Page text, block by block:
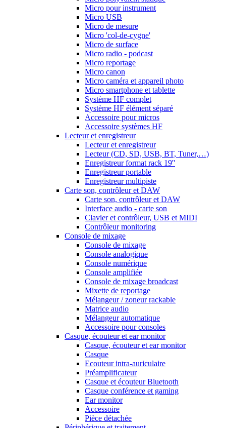
Micro pour instrument
Micro USB
Micro de mesure
Micro 'col-de-cygne'
Micro de surface
Micro radio - podcast
Micro reportage
Micro canon
Micro caméra et appareil photo
Micro smartphone et tablette
Système HF complet
Système HF élément séparé
Accessoire pour micros
Accessoire systèmes HF
Lecteur et enregistreur
Lecteur et enregistreur
Lecteur (CD, SD, USB, BT, Tuner,…)
Enregistreur format rack 19''
Enregistreur portable
Enregistreur multipiste
Carte son, contrôleur et DAW
Carte son, contrôleur et DAW
Interface audio - carte son
Clavier et contrôleur, USB et MIDI
Contrôleur monitoring
Console de mixage
Console de mixage
Console analogique
Console numérique
Console amplifiée
Console de mixage broadcast
Mixette de reportage
Mélangeur / zoneur rackable
Matrice audio
Mélangeur automatique
Accessoire pour consoles
Casque, écouteur et ear monitor
Casque, écouteur et ear monitor
Casque
Ecouteur intra-auriculaire
Préamplificateur
Casque et écouteur Bluetooth
Casque conférence et gaming
Ear monitor
Accessoire
Pièce détachée